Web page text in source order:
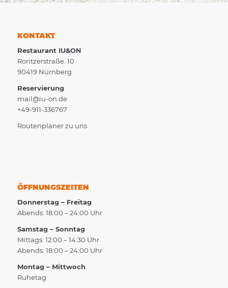
KONTAKT
Restaurant IU&ON
Roritzerstraße. 10
90419 Nürnberg
Reservierung
mail@iu-on.de
+49-911-336767
Routenplaner zu uns
ÖFFNUNGSZEITEN
Donnerstag – Freitag
Abends: 18:00 – 24:00 Uhr
Samstag – Sonntag
Mittags: 12:00 – 14:30 Uhr
Abends: 18:00 – 24:00 Uhr
Montag – Mittwoch
Ruhetag